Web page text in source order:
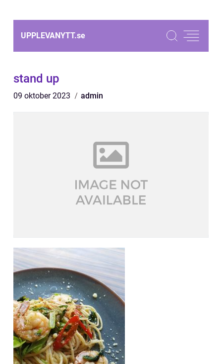
UPPLEVANYTT.se
stand up
09 oktober 2023 admin